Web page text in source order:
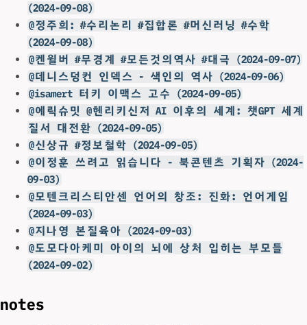
(2024-09-08)
@정주희: #수리논리 #집합론 #머신러닝 #수학
(2024-09-08)
@켄윌버 #무경계 #모든것의역사 #대극 (2024-09-07)
@데니스덩컨 인덱스 - 색인의 역사 (2024-09-06)
@isamert 터키 이맥스 고수 (2024-09-05)
@에릭슈밋 @헨리키신저 AI 이후의 세계: 챗GPT 세계
질서 대전환 (2024-09-05)
@신상규 #정보철학 (2024-09-05)
@이정훈 쓰려고 읽습니다 - 북콘텐츠 기획자 (2024-
09-03)
@모텐크리스티안센 언어의 창조: 진화: 언어게임
(2024-09-03)
@지나영 본질육아 (2024-09-03)
@도모다아케미 아이의 뇌에 상처 입히는 부모들
(2024-09-02)
notes